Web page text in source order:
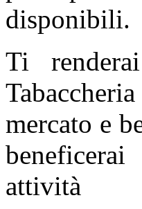
disponibili.
Ti
mercato e
attività